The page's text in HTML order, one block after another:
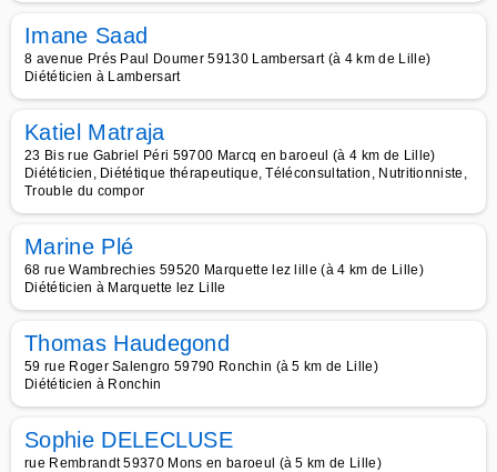
Imane Saad
8 avenue Prés Paul Doumer 59130 Lambersart (à 4 km de Lille)
Diététicien à Lambersart
Katiel Matraja
23 Bis rue Gabriel Péri 59700 Marcq en baroeul (à 4 km de Lille)
Diététicien, Diététique thérapeutique, Téléconsultation, Nutritionniste,
Trouble du compor
Marine Plé
68 rue Wambrechies 59520 Marquette lez lille (à 4 km de Lille)
Diététicien à Marquette lez Lille
Thomas Haudegond
59 rue Roger Salengro 59790 Ronchin (à 5 km de Lille)
Diététicien à Ronchin
Sophie DELECLUSE
rue Rembrandt 59370 Mons en baroeul (à 5 km de Lille)